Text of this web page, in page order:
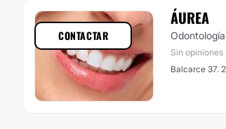
ÁUREA
Odontología
Sin opiniones
Balcarce 37.
CONTACTAR